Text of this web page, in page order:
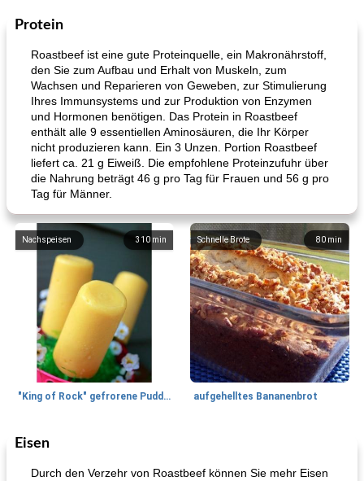
Protein
Roastbeef ist eine gute Proteinquelle, ein Makronährstoff,
den Sie zum Aufbau und Erhalt von Muskeln, zum
Wachsen und Reparieren von Geweben, zur Stimulierung
Ihres Immunsystems und zur Produktion von Enzymen
und Hormonen benötigen. Das Protein in Roastbeef
enthält alle 9 essentiellen Aminosäuren, die Ihr Körper
nicht produzieren kann. Ein 3 Unzen. Portion Roastbeef
liefert ca. 21 g Eiweiß. Die empfohlene Proteinzufuhr über
die Nahrung beträgt 46 g pro Tag für Frauen und 56 g pro
Tag für Männer.
310 min
Nachspeisen
"King of Rock" gefrorene Pudding Pops
80 min
Schnelle Brote
aufgehelltes Bananenbrot
Mittagessen / Snacks
Eisen
Durch den Verzehr von Roastbeef können Sie mehr Eisen